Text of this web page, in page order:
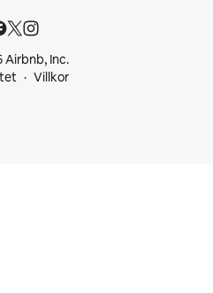
Airbnb, Inc.
Villkor